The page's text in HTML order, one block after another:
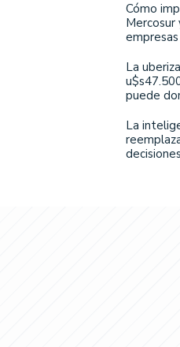
Cómo
Mercosur
La
puede
La
decisiones